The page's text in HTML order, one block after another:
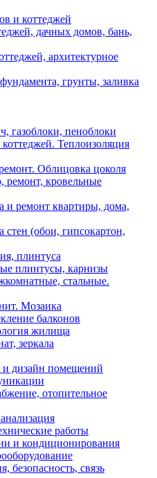
и коттеджей
дачных домов, бань,
архитектурное
грунты, заливка
газоблоки, пеноблоки
Теплоизоляция
Облицовка цоколя
ремонт, кровельные
и ремонт квартиры, дома,
стен (обои, гипсокартон,
плинтуса
плинтусы, карнизы
стальные.
Мозаика
балконов
жилища
зеркала
и дизайн помещений
отопительное
работы
и кондиционирования
безопасность, связь